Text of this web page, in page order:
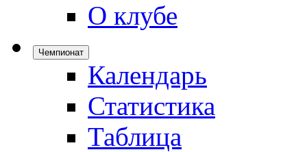
О клубе
Чемпионат
Календарь
Статистика
Таблица